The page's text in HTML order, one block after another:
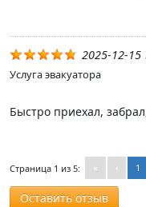
2025-12-15
Услуга эвакуатора
Быстро приехал,
Страница 1 из 5: « ‹ 1
Оставить отзыв